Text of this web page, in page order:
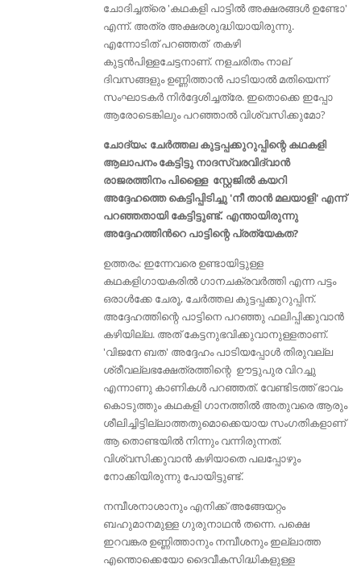
ചോദിച്ചത്രെ 'കഥകളി പാട്ടില്‍ അക്ഷരങ്ങള്‍ ഉണ്ടോ'
എന്ന്. അത്ര അക്ഷരശുദ്ധിയായിരുന്നു.
എന്നോടിത് പറഞ്ഞത് തകഴി
കുട്ടന്‍പിള്ളചേട്ടനാണ്. നളചരിതം നാല്
ദിവസങ്ങളും ഉണ്ണിത്താന്‍ പാടിയാല്‍ മതിയെന്ന്
സംഘാടകര്‍ നിര്‍ദ്ദേശിച്ചത്രേ. ഇതൊക്കെ ഇപ്പോ
ആരോടെങ്കിലും പറഞ്ഞാല്‍ വിശ്വസിക്കുമോ?
ചോദ്യം: ചേര്‍ത്തല കുട്ടപ്പക്കുറുപ്പിന്റെ കഥകളി
ആലാപനം കേട്ടിട്ടു നാദസ്വരവിദ്വാൻ
രാജരത്തിനം പിള്ളൈ സ്റ്റേജിൽ കയറി
അദ്ദേഹത്തെ കെട്ടിപ്പിടിച്ചു 'നീ താൻ മലയാളി' എന്ന്
പറഞ്ഞതായി കേട്ടിട്ടുണ്ട്. എന്തായിരുന്നു
അദ്ദേഹത്തിൻറെ പാട്ടിന്റെ പ്രത്യേകത?
ഉത്തരം: ഇന്നേവരെ ഉണ്ടായിട്ടുള്ള
കഥകളിഗായകരിൽ ഗാനചക്രവര്‍ത്തി എന്ന പട്ടം
ഒരാള്‍ക്കേ ചേരൂ, ചേര്‍ത്തല കുട്ടപ്പക്കുറുപ്പിന്.
അദ്ദേഹത്തിന്റെ പാട്ടിനെ പറഞ്ഞു ഫലിപ്പിക്കുവാന്‍
കഴിയില്ല. അത് കേട്ടനുഭവിക്കുവാനുള്ളതാണ്.
'വിജനേ ബത' അദ്ദേഹം പാടിയപ്പോള്‍ തിരുവല്ല
ശ്രീവല്ലഭക്ഷേത്രത്തിന്റെ ഊട്ടുപുര വിറച്ചു
എന്നാണു കാണികള്‍ പറഞ്ഞത്. വേണ്ടിടത്ത് ഭാവം
കൊടുത്തും കഥകളി ഗാനത്തില്‍ അതുവരെ ആരും
ശീലിച്ചിട്ടില്ലാത്തതുമൊക്കെയായ സംഗതികളാണ്
ആ തൊണ്ടയില്‍ നിന്നും വന്നിരുന്നത്.
വിശ്വസിക്കുവാന്‍ കഴിയാതെ പലപ്പോഴും
നോക്കിയിരുന്നു പോയിട്ടുണ്ട്.
നമ്പീശനാശാനും എനിക്ക് അങ്ങേയറ്റം
ബഹുമാനമുള്ള ഗുരുനാഥന്‍ തന്നെ. പക്ഷെ
ഇറവങ്കര ഉണ്ണിത്താനും നമ്പീശനും ഇല്ലാത്ത
എന്തൊക്കെയോ ദൈവീകസിദ്ധികളുള്ള